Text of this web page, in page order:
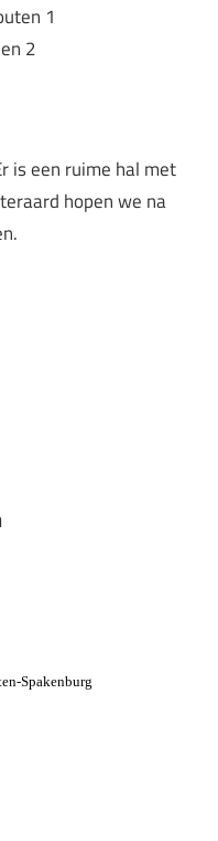
1
2
is een ruime hal met
hopen we na